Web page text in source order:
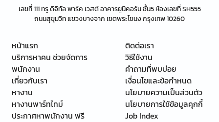
เลขที่ 111 ทรู ดิจิทัล พาร์ค เวสต์ อาคารยูนิคอร์น ชั้น5 ห้องเลขที่ SH555
ถนนสุขุมวิท แขวงบางจาก เขตพระโขนง กรุงเทพ 10260
หน้าแรก
บริการหาคน ช่วยจัดการ
พนักงาน
เกี่ยวกับเรา
หางาน
หางานพาร์ทไทม์
ประกาศหาพนักงาน ฟรี
ติดต่อเรา
วิธีใช้งาน
คำถามที่พบบ่อย
เงื่อนไขและข้อกำหนด
นโยบายความเป็นส่วนตัว
นโยบายการใช้ข้อมูลคุกกี้
Job Index